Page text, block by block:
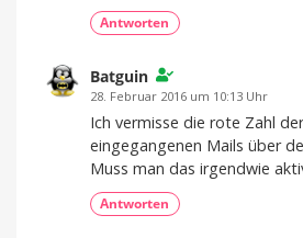
Antworten
Batguin
28. Februar 2016 um 10:13 Uhr
Ich vermisse die rote Zahl
eingegangenen Mails über
Muss man das irgendwie
Antworten